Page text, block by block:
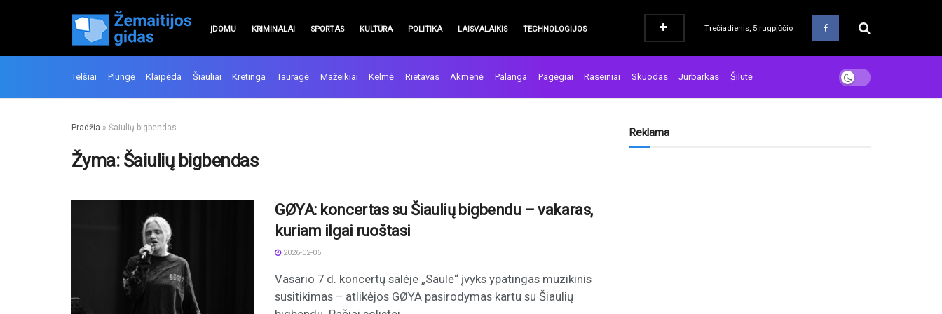
ĮDOMU KRIMINALAI SPORTAS KULTŪRA POLITIKA LAISVALAIKIS TECHNOLOGIJOS Trečiadienis, 5 rugpjūčio
Telšiai Plungė Klaipėda Šiauliai Kretinga Tauragė Mažeikiai Kelmė Rietavas Akmenė Palanga Pagėgiai Raseiniai Skuodas Jurbarkas Šilutė
Pradžia » Šaiulių bigbendas
Žyma: Šaiulių bigbendas
GØYA: koncertas su Šiaulių bigbendu – vakaras,
kuriam ilgai ruoštasi
2026-02-06
Vasario 7 d. koncertų salėje „Saulė“ įvyks ypatingas muzikinis
susitikimas – atlikėjos GØYA pasirodymas kartu su Šiaulių
Reklama